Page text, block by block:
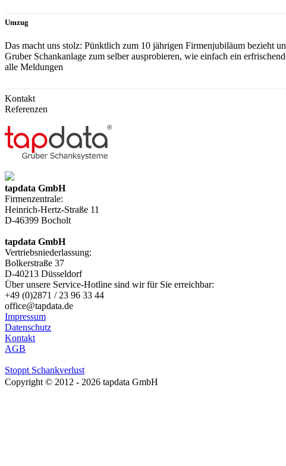
Umzug
Das macht uns stolz: Pünktlich zum 10 jährigen Firmenjubiläum bezieht
Gruber Schankanlage zum selber ausprobieren, wie einfach ein
alle Meldungen
Kontakt
Referenzen
tapdata GmbH
Firmenzentrale:
Heinrich-Hertz-Straße 11
D-46399 Bocholt
tapdata GmbH
Vertriebsniederlassung:
Bolkerstraße 37
D-40213 Düsseldorf
Über unsere Service-Hotline sind wir für Sie erreichbar:
+49 (0)2871 / 23 96 33 44
office@tapdata.de
Impressum
Datenschutz
Kontakt
AGB
Stoppt Schankverlust
Copyright © 2012 - 2026 tapdata GmbH